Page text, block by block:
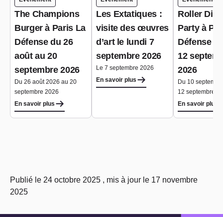
The Champions
Burger à Paris La
Défense du 26
août au 20
septembre 2026
Du 26 août 2026 au 20
septembre 2026
En savoir plus
Les Extatiques :
visite des œuvres
d’art le lundi 7
septembre 2026
Le 7 septembre 2026
En savoir plus
Roller
Party à
Défense
12
2026
Du 10
12 septembre
En savoir plus
Publié le 24 octobre 2025 , mis à jour le 17 novembre
2025